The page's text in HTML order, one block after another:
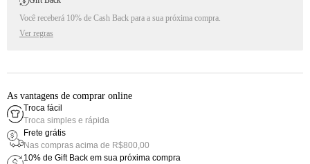
Você receberá 10% de Cash Back para a sua próxima compra.
Ver regras
As vantagens de comprar online
Troca fácil
Troca simples e rápida
Frete grátis
Nas compras acima de R$800,00
10% de Gift Back em sua próxima compra